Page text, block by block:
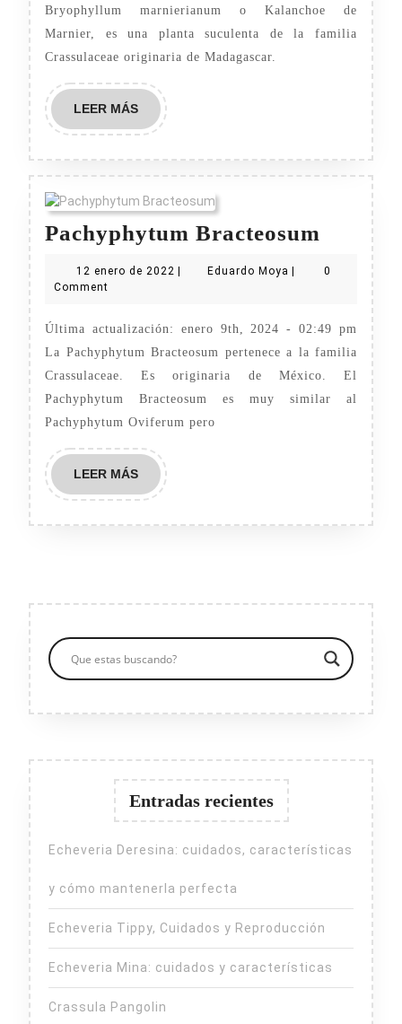
Bryophyllum marnierianum o Kalanchoe de
Marnier, es una planta suculenta de la familia
Crassulaceae originaria de Madagascar.
LEER MÁSLEER
MÁS
Pachyphytum Bracteosum
12 enero de 2022 12
Eduardo Moya Eduardo
0
Comment
Última actualización: enero 9th, 2024 - 02:49 pm
La Pachyphytum Bracteosum pertenece a la familia
Crassulaceae. Es originaria de México. El
Pachyphytum Bracteosum es muy similar al
Pachyphytum Oviferum pero
LEER MÁSLEER
MÁS
Entradas recientes
Echeveria Deresina: cuidados, características
y cómo mantenerla perfecta
Echeveria Tippy, Cuidados y Reproducción
Echeveria Mina: cuidados y características
Crassula Pangolin